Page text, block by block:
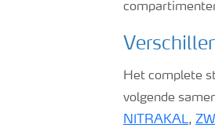
Het complete
volgende
NITRAKAL,